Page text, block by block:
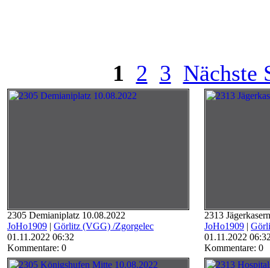
1 2 3 Nächste
2305 Demianiplatz 10.08.2022
JoHo1909 | Görlitz (VGG) /Zgorgelec
01.11.2022 06:32
Kommentare: 0
2313
JoHo1909 |
01.11.2022
Kommentare: 0